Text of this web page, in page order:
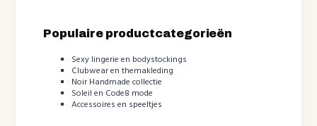
Populaire productcategorieën
Sexy lingerie en bodystockings
Clubwear en themakleding
Noir Handmade collectie
Soleil en Code8 mode
Accessoires en speeltjes